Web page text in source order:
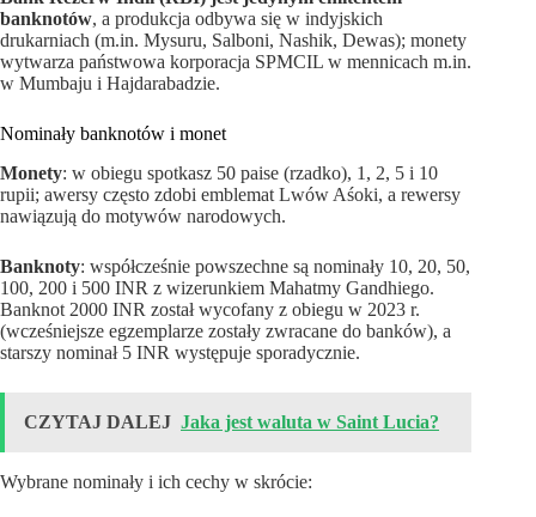
banknotów, a produkcja odbywa się w indyjskich
drukarniach (m.in. Mysuru, Salboni, Nashik, Dewas); monety
wytwarza państwowa korporacja SPMCIL w mennicach m.in.
w Mumbaju i Hajdarabadzie.
Nominały banknotów i monet
Monety: w obiegu spotkasz 50 paise (rzadko), 1, 2, 5 i 10
rupii; awersy często zdobi emblemat Lwów Aśoki, a rewersy
nawiązują do motywów narodowych.
Banknoty: współcześnie powszechne są nominały 10, 20, 50,
100, 200 i 500 INR z wizerunkiem Mahatmy Gandhiego.
Banknot 2000 INR został wycofany z obiegu w 2023 r.
(wcześniejsze egzemplarze zostały zwracane do banków), a
starszy nominał 5 INR występuje sporadycznie.
CZYTAJ DALEJ Jaka jest waluta w Saint Lucia?
Wybrane nominały i ich cechy w skrócie: